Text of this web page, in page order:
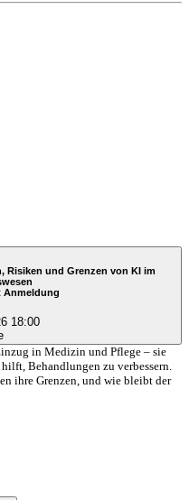
Risiken und Grenzen von KI im
Anmeldung
18:00
in Medizin und Pflege – sie
Behandlungen zu verbessern.
ihre Grenzen, und wie bleibt der